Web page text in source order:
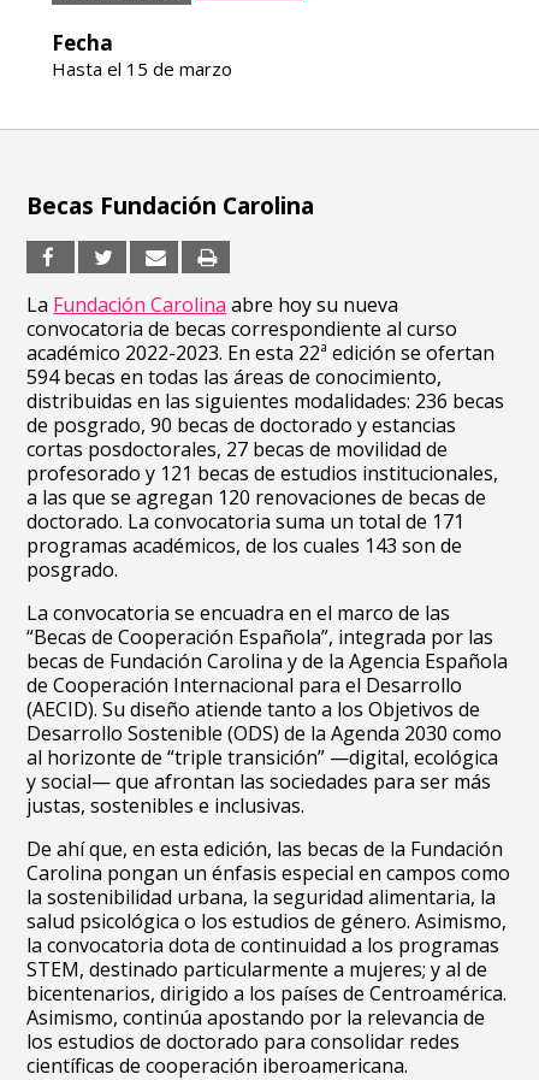
Fecha
Hasta el 15 de marzo
Becas Fundación Carolina
La Fundación Carolina abre hoy su nueva
convocatoria de becas correspondiente al curso
académico 2022-2023. En esta 22ª edición se ofertan
594 becas en todas las áreas de conocimiento,
distribuidas en las siguientes modalidades: 236 becas
de posgrado, 90 becas de doctorado y estancias
cortas posdoctorales, 27 becas de movilidad de
profesorado y 121 becas de estudios institucionales,
a las que se agregan 120 renovaciones de becas de
doctorado. La convocatoria suma un total de 171
programas académicos, de los cuales 143 son de
posgrado.
La convocatoria se encuadra en el marco de las
“Becas de Cooperación Española”, integrada por las
becas de Fundación Carolina y de la Agencia Española
de Cooperación Internacional para el Desarrollo
(AECID). Su diseño atiende tanto a los Objetivos de
Desarrollo Sostenible (ODS) de la Agenda 2030 como
al horizonte de “triple transición” —digital, ecológica
y social— que afrontan las sociedades para ser más
justas, sostenibles e inclusivas.
De ahí que, en esta edición, las becas de la Fundación
Carolina pongan un énfasis especial en campos como
la sostenibilidad urbana, la seguridad alimentaria, la
salud psicológica o los estudios de género. Asimismo,
la convocatoria dota de continuidad a los programas
STEM, destinado particularmente a mujeres; y al de
bicentenarios, dirigido a los países de Centroamérica.
Asimismo, continúa apostando por la relevancia de
los estudios de doctorado para consolidar redes
científicas de cooperación iberoamericana.